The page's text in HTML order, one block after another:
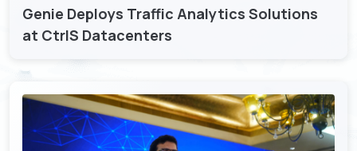
Genie Deploys Traffic Analytics Solutions
at CtrlS Datacenters